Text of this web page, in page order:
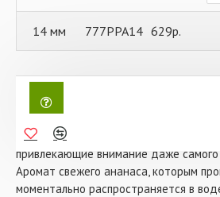
14 мм 777PPA14 629р.
Плавающие бойлы 777 Baits Pop Ups
насадка, а настоящий ключ к успеху в
Представьте, как вы забрасываете
воды появляются эти яркие,
привлекающие внимание даже самого
Аромат свежего ананаса, которым
моментально распространяется в